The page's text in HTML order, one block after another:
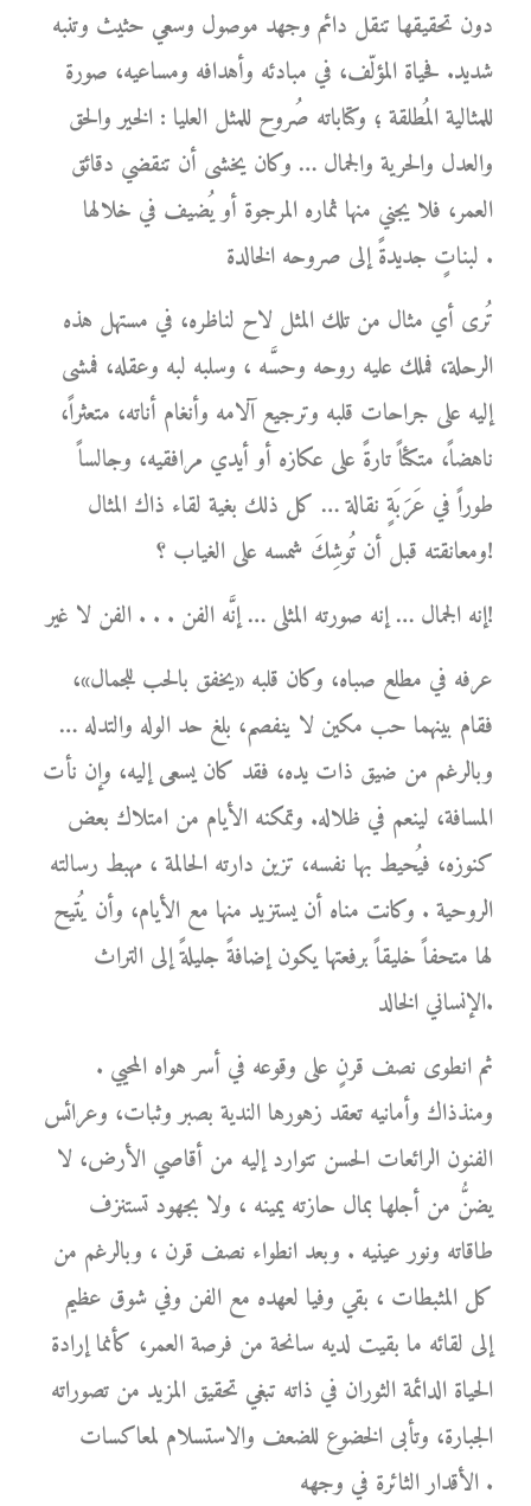
دون تحقيقها تنقل دائم وجهد موصول وسعي حثيث وتنبه
شديد. فحياة المؤلّف، في مبادئه وأهدافه ومساعيه، صورة
للمثالية المُطلقة ؛ وكتاباته صُروح للمثل العليا : الخير والحق
والعدل والحرية والجمال … وكان يخشى أن تنقضي دقائق
العمر، فلا يجني منها ثماره المرجوة أو يُضيف في خلالها
لبناتٍ جديدةً إلى صروحه الخالدة .
تُرى أي مثال من تلك المثل لاح لناظره، في مستهل هذه
الرحلة، فملك عليه روحه وحسَّه ، وسلبه لبه وعقله، فمشى
إليه على جراحات قلبه وترجيع آلامه وأنغام أناته، متعثراً،
ناهضاً، متكئاً تارةً على عكازه أو أيدي مرافقيه، وجالساً
طوراً في عَرَبَةٍ نقالة … كل ذلك بغية لقاء ذاك المثال
ومعانقته قبل أن تُوشِكَ شمسه على الغياب ؟!
إنه الجمال … إنه صورته المثلى … إنَّه الفن . . . الفن لا غير!
عرفه في مطلع صباه، وكان قلبه «يخفق بالحب للجمال»،
فقام بينهما حب مكين لا ينفصم، بلغ حد الوله والتدله …
وبالرغم من ضيق ذات يده، فقد كان يسعى إليه، وإن نأت
المسافة، لينعم في ظلاله. وتمكنه الأيام من امتلاك بعض
كنوزه، فيُحيط بها نفسه، تزين دارته الحالمة ، مهبط رسالته
الروحية . وكانت مناه أن يستزيد منها مع الأيام، وأن يُتيح
لها متحفاً خليقاً برفعتها يكون إضافةً جليلةً إلى التراث
الإنساني الخالد.
ثم انطوى نصف قرنٍ على وقوعه في أسر هواه المحيي .
ومنذذاك وأمانيه تعقد زهورها الندية بصبر وثبات، وعرائس
الفنون الرائعات الحسن تتوارد إليه من أقاصي الأرض، لا
يضنُّ من أجلها بمال حازته يمينه ، ولا بجهود تستنزف
طاقاته ونور عينيه . وبعد انطواء نصف قرن ، وبالرغم من
كل المثبطات ، بقي وفيا لعهده مع الفن وفي شوق عظيم
إلى لقائه ما بقيت لديه سانحة من فرصة العمر، كأنما إرادة
الحياة الدائمة الثوران في ذاته تبغي تحقيق المزيد من تصوراته
الجبارة، وتأبى الخضوع للضعف والاستسلام لمعاكسات
الأقدار الثائرة في وجهه .